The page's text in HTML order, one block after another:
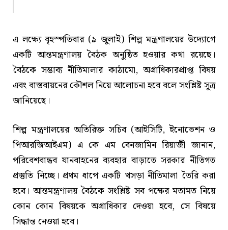
এ লক্ষ্যে বৃহস্পতিবার (৯ জুলাই) শিল্প মন্ত্রণালয়ের উদ্যোগে
একটি আন্তমন্ত্রণালয় বৈঠক অনুষ্ঠিত হওয়ার কথা রয়েছে।
বৈঠকে সম্ভাব্য নীতিমালার কাঠামো, অগ্রাধিকারপ্রাপ্ত বিষয়
এবং বাস্তবায়নের কৌশল নিয়ে আলোচনা হবে বলে সংশ্লিষ্ট সূত্র
জানিয়েছে।
শিল্প মন্ত্রণালয়ের অতিরিক্ত সচিব (আইসিটি, ইনোভেশন ও
পিআরজিআইএম) এ কে এম বেনজামিন রিয়াজী জানান,
পরিবেশবান্ধব যানবাহনের ব্যবহার বাড়াতে সরকার নীতিগত
প্রস্তুতি নিচ্ছে। প্রথম ধাপে একটি খসড়া নীতিমালা তৈরি করা
হবে। আন্তমন্ত্রণালয় বৈঠকে সংশ্লিষ্ট সব পক্ষের মতামত নিয়ে
কোন কোন বিষয়কে অগ্রাধিকার দেওয়া হবে, সে বিষয়ে
সিদ্ধান্ত নেওয়া হবে।